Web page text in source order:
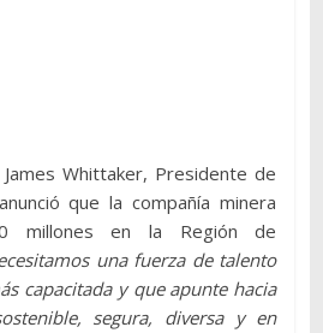
Whittaker, Presidente de
que la compañía minera
millones en la Región de
una fuerza de talento
capacitada y que apunte hacia
segura, diversa y en